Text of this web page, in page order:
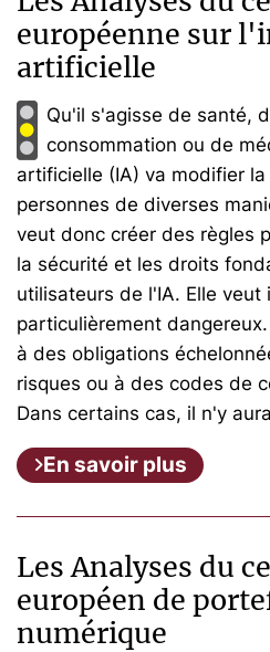
européenne sur
artificielle
Qu'il s'agisse de santé,
consommation ou de
artificielle (IA) va modifier
personnes de diverses
veut donc créer des règles
la sécurité et les droits
utilisateurs de l'IA. Elle
particulièrement
à des obligations
risques ou à des codes de
Dans certains cas, il n'y
En savoir plus
Les Analyses du
européen de
numérique